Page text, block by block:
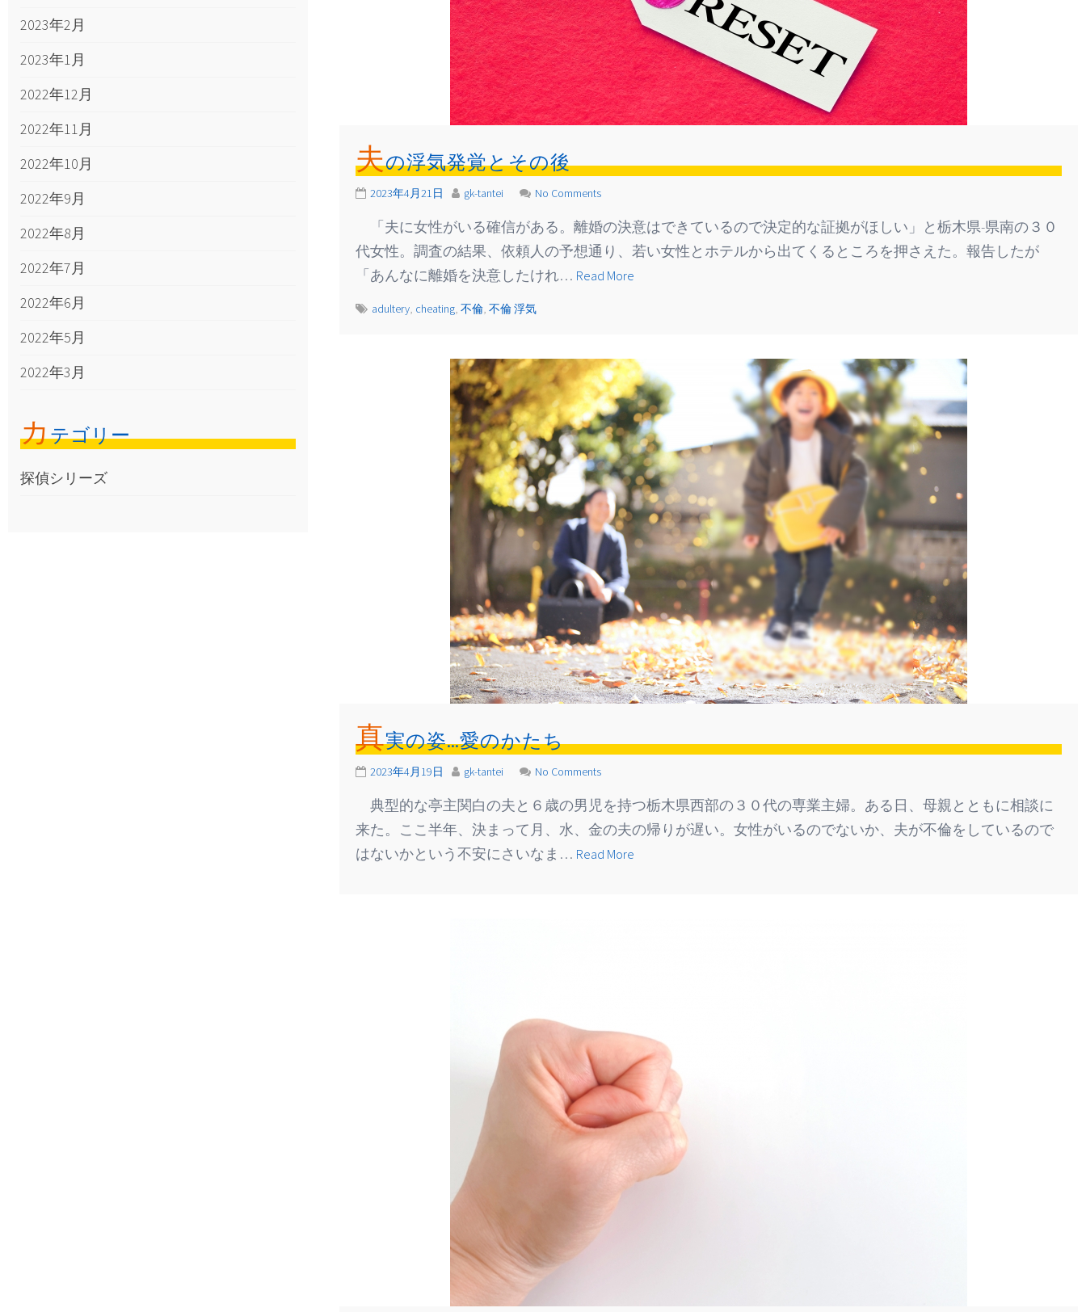
夫の浮気発覚とその後
2023年4月21日 gk-tantei No Comments
「夫に女性がいる確信がある。離婚の決意はできているので決定的な証拠がほしい」と栃木県-県南の３０
代女性。調査の結果、依頼人の予想通り、若い女性とホテルから出てくるところを押さえた。報告したが
「あんなに離婚を決意したけれ… Read More
adultery, cheating,不倫,不倫 浮気
真実の姿…愛のかたち
2023年4月19日 gk-tantei No Comments
典型的な亭主関白の夫と６歳の男児を持つ栃木県西部の３０代の専業主婦。ある日、母親とともに相談に
来た。ここ半年、決まって月、水、金の夫の帰りが遅い。女性がいるのでないか、夫が不倫をしているので
はないかという不安にさいなま… Read More
2023年2月
2023年1月
2022年12月
2022年11月
2022年10月
2022年9月
2022年8月
2022年7月
2022年6月
2022年5月
2022年3月
カテゴリー
探偵シリーズ